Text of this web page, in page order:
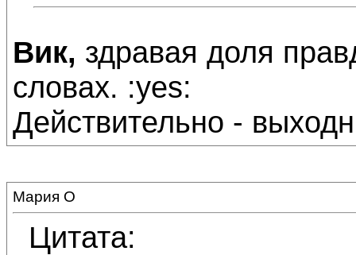
Вик, здравая доля
словах. :yes:
Действительно -
Мария О
Цитата: